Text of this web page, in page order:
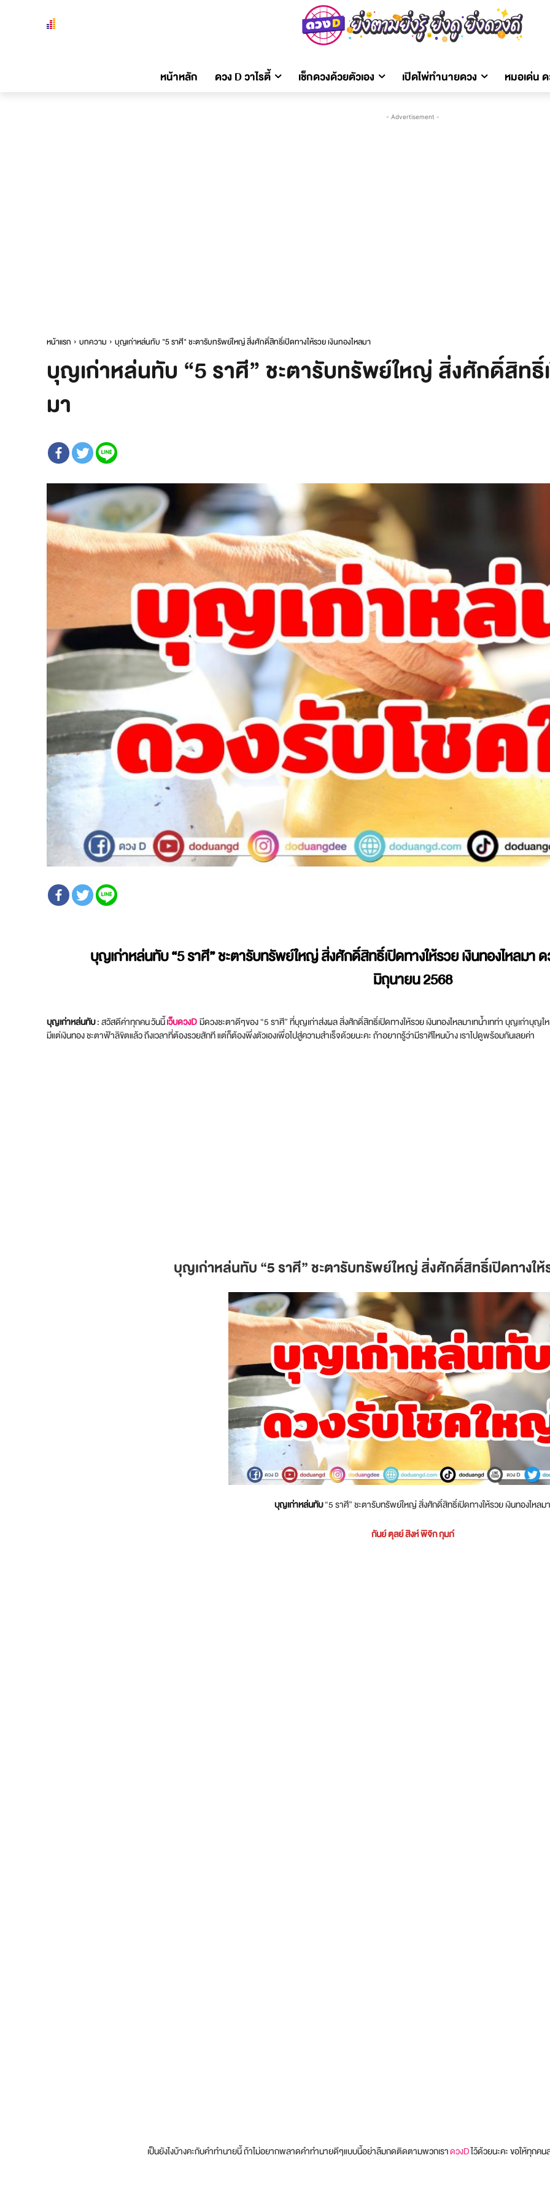
หน้าหลัก ดวง D วาไรตี้ เช็กดวงด้วยตัวเอง เปิดไพ่ทำนายดวง หมอเด่น
- Advertisement -
หน้าแรก บทความ บุญเก่าหล่นทับ "5 ราศี" ชะตารับทรัพย์ใหญ่ สิ่งศักดิ์สิทธิ์เปิดทางให้รวย เงินทองไหลมา
บุญเก่าหล่นทับ “5 ราศี” ชะตารับทรัพย์ใหญ่ สิ่งศักดิ์สิทธิ์เ
มา
บุญเก่าหล่นทับ“5 ราศี” ชะตารับทรัพย์ใหญ่ สิ่งศักดิ์สิทธิ์เปิดทางให้รวย เงินทองไหลมา
มิถุนายน 2568
บุญเก่าหล่นทับ: สวัสดีค่าทุกคน วันนี้เว็บดวงDมีดวงชะตาดีๆของ “5 ราศี” ที่บุญเก่าส่งผล สิ่งศักดิ์สิทธิ์เปิดทางให้รวย เงินทองไหลมาเทน้ำเทท่า บุญเก่าบุญ
มีแต่เงินทอง ชะตาฟ้าลิขิตแล้ว ถึงเวลาที่ต้องรวยสักที แต่ก็ต้องพึ่งตัวเองเพื่อไปสู่ความสำเร็จด้วยนะคะ ถ้าอยากรู้ว่ามีราศีไหนบ้าง เราไปดูพร้อมกันเลยค่า
บุญเก่าหล่นทับ“5 ราศี” ชะตารับทรัพย์ใหญ่ สิ่งศักดิ์สิทธิ์เปิดทางให้
บุญเก่าหล่นทับ“5 ราศี” ชะตารับทรัพย์ใหญ่ สิ่งศักดิ์สิทธิ์เปิดทางให้รวย เงินทองไหลมา
กันย์ ตุลย์ สิงห์ พิจิก กุมภ์
เป็นยังไงบ้างคะกับคำทำนายนี้ ถ้าไม่อยากพลาดคำทำนายดีๆแบบนี้อย่าลืมกดติดตามพวกเราดวงDไว้ด้วยนะคะ ขอให้ทุกค